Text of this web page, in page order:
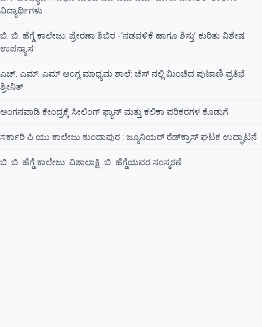
ವಿದ್ಯಾರ್ಥಿಗಳು
ಬಿ. ಬಿ. ಹೆಗ್ಡೆ ಕಾಲೇಜು: ಪ್ರೇರಣಾ ಶಿಬಿರ -‘ನಡವಳಿಕೆ ಹಾಗೂ ಶಿಸ್ತು’ ಕುರಿತು ವಿಶೇಷ
ಉಪನ್ಯಾಸ
ಎಚ್. ಎಮ್. ಎಮ್ ಆಂಗ್ಲ ಮಾಧ್ಯಮ ಶಾಲೆ: ಚೆಸ್ ನಲ್ಲಿ ಮಿಂಚಿದ ಪುಟಾಣಿ ಪ್ರತಿಭೆ
ಶ್ರೀನಿತ್
ಅಂಗನವಾಡಿ ಕೇಂದ್ರಕ್ಕೆ ಸೀಲಿಂಗ್ ಫ್ಯಾನ್ ಮತ್ತು ಕಲಿಕಾ ಪರಿಕರಗಳ ಕೊಡುಗೆ
ಸರ್ಕಾರಿ ಪಿ ಯು ಕಾಲೇಜು ಕುಂದಾಪುರ : ಜ್ಯೂನಿಯರ್‌ ರೆಡ್‌ಕ್ರಾಸ್‌ ಘಟಕ ಉದ್ಘಾಟನೆ
ಬಿ. ಬಿ. ಹೆಗ್ಡೆ ಕಾಲೇಜು: ವಿಶಾಲಾಕ್ಷಿ .ಬಿ. ಹೆಗ್ಡೆಯವರ ಸಂಸ್ಮರಣೆ